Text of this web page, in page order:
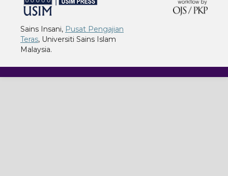
Sains Insani, Pusat Pengajian
Teras, Universiti Sains Islam
Malaysia.